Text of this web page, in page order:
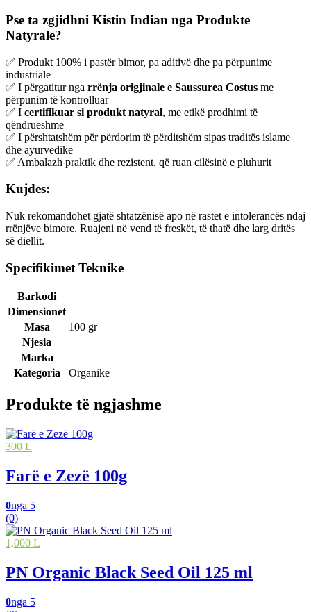
Pse ta zgjidhni Kistin Indian nga Produkte
Natyrale?
✅ Produkt 100% i pastër bimor, pa aditivë dhe pa përpunime
industriale
✅ I përgatitur nga rrënja origjinale e Saussurea Costus me
përpunim të kontrolluar
✅ I certifikuar si produkt natyral, me etikë prodhimi të
qëndrueshme
✅ I përshtatshëm për përdorim të përditshëm sipas traditës islame
dhe ayurvedike
✅ Ambalazh praktik dhe rezistent, që ruan cilësinë e pluhurit
Kujdes:
Nuk rekomandohet gjatë shtatzënisë apo në rastet e intolerancës ndaj
rrënjëve bimore. Ruajeni në vend të freskët, të thatë dhe larg dritës
së diellit.
Specifikimet Teknike
Barkodi
Dimensionet
Masa
100 gr
Njesia
Marka
Kategoria
Organike
Produkte të ngjashme
300 L
Farë e Zezë 100g
0nga 5
(0)
1,000 L
PN Organic Black Seed Oil 125 ml
0nga 5